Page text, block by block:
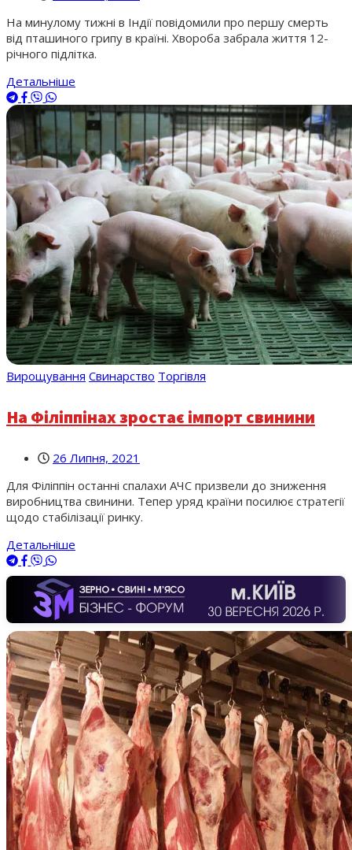
На минулому тижні в Індії повідомили про першу смерть
від пташиного грипу в країні. Хвороба забрала життя 12-
річного підлітка.
Детальніше
Вирощування Свинарство Торгівля
На Філіппінах зростає імпорт свинини
26 Липня, 2021
Для Філіппін останні спалахи АЧС призвели до зниження
виробництва свинини. Тепер уряд країни посилює стратегії
щодо стабілізації ринку.
Детальніше